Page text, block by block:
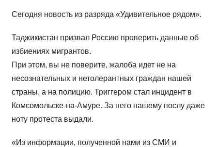
Сегодня новость из разряда «Удивительное рядом».
Таджикистан призвал Россию проверить данные об
избиениях мигрантов.
При этом, вы не поверите, жалоба идет не на
несознательных и нетолерантных граждан нашей
страны, а на полицию. Триггером стал инцидент в
Комсомольске-на-Амуре. За него нашему послу даже
ноту протеста выдали.
«Из информации, полученной нами из СМИ и